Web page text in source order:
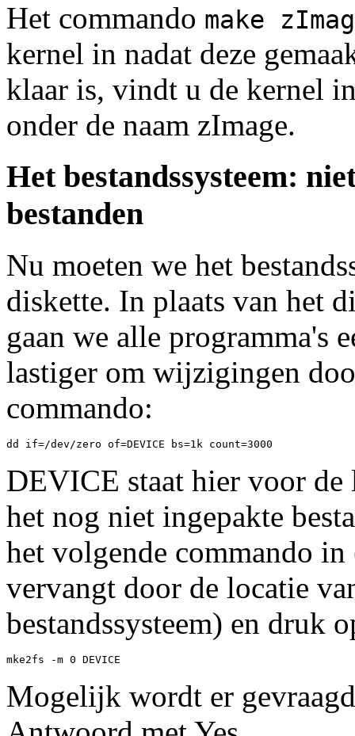
Het commando make
kernel in nadat deze
klaar is, vindt u de kernel
onder de naam zImage.
Het bestandssysteem:
bestanden
Nu moeten we het
diskette. In plaats van het
gaan we alle programma's
lastiger om wijzigingen
commando:
dd if=/dev/zero of=DEVICE bs=1k count=3000
DEVICE staat hier voor
het nog niet ingepakte
het volgende commando
vervangt door de locatie
bestandssysteem) en druk
mke2fs -m 0 DEVICE
Mogelijk wordt er